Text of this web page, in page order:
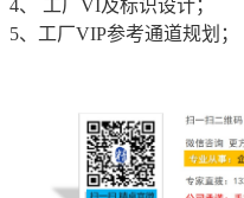
4、 工厂VI及标识设计；
5、工厂VIP参考通道规划；